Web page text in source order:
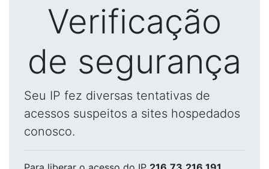
Verificação
de segurança
Seu IP fez diversas tentativas de
acessos suspeitos a sites hospedados
conosco.